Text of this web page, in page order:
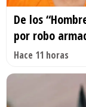
De los
por robo
Hace 11 horas